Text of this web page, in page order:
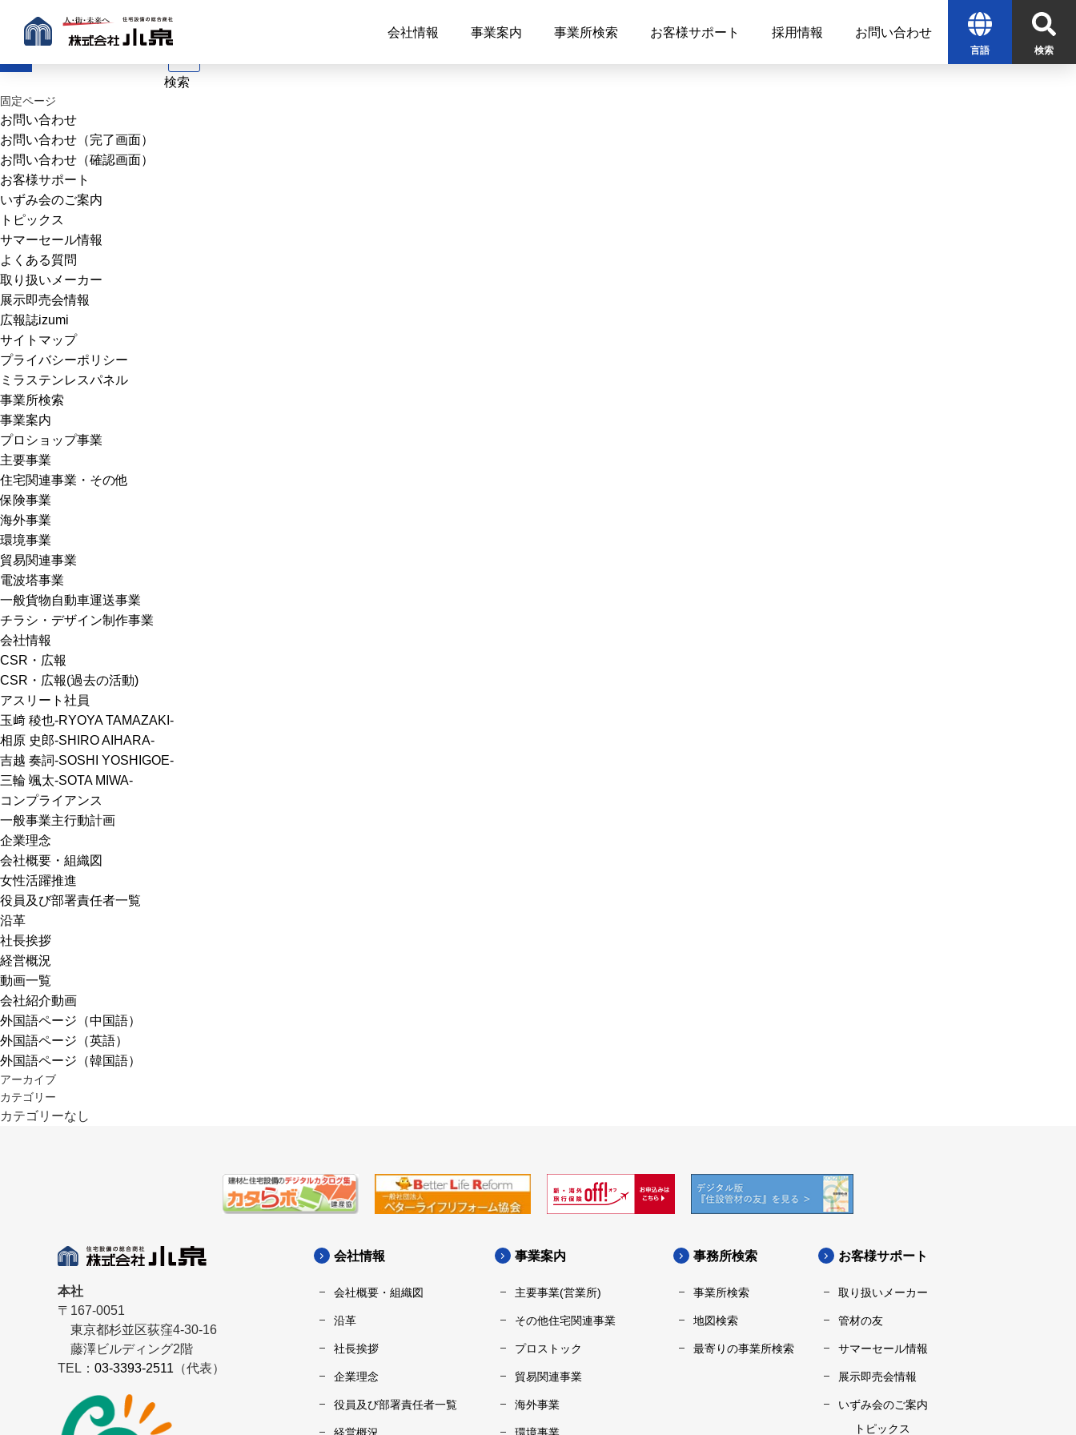
会社情報 事業案内 事業所検索 お客様サポート 採用情報 お問い合わせ
言語 検索
仙台北店
索:
固定ページ
お問い合わせ
お問い合わせ（完了画面）
お問い合わせ（確認画面）
お客様サポート
いずみ会のご案内
トピックス
サマーセール情報
よくある質問
取り扱いメーカー
展示即売会情報
広報誌izumi
サイトマップ
プライバシーポリシー
ミラステンレスパネル
事業所検索
事業案内
プロショップ事業
主要事業
住宅関連事業・その他
保険事業
海外事業
環境事業
貿易関連事業
電波塔事業
一般貨物自動車運送事業
チラシ・デザイン制作事業
会社情報
CSR・広報
CSR・広報(過去の活動)
アスリート社員
玉﨑 稜也-RYOYA TAMAZAKI-
相原 史郎-SHIRO AIHARA-
吉越 奏詞-SOSHI YOSHIGOE-
三輪 颯太-SOTA MIWA-
コンプライアンス
一般事業主行動計画
企業理念
会社概要・組織図
女性活躍推進
役員及び部署責任者一覧
沿革
社長挨拶
経営概況
動画一覧
会社紹介動画
外国語ページ（中国語）
外国語ページ（英語）
外国語ページ（韓国語）
アーカイブ
カテゴリー
カテゴリーなし
本社
〒167-0051
東京都杉並区荻窪4-30-16
藤澤ビルディング2階
TEL： 03-3393-2511 （代表）
会社情報
会社概要・組織図
沿革
社長挨拶
企業理念
役員及び部署責任者一覧
事業案内
主要事業(営業所)
その他住宅関連事業
プロストック
貿易関連事業
海外事業
事務所検索
事業所検索
地図検索
最寄りの事業所検索
お客様サポート
取り扱いメーカー
管材の友
サマーセール情報
展示即売会情報
いずみ会のご案内
トピックス